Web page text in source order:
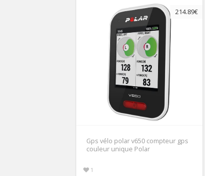
214.89€
Gps vélo polar v650 compteur gps
couleur unique Polar
1